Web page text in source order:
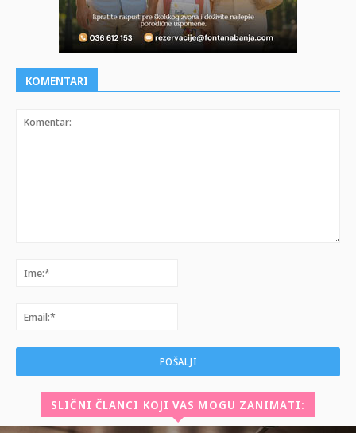
KOMENTARI
SLIČNI ČLANCI KOJI VAS MOGU ZANIMATI: